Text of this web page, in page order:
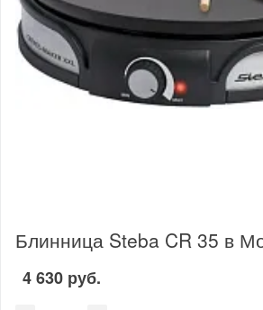
Блинница Steba CR 35 в
4 630 руб.